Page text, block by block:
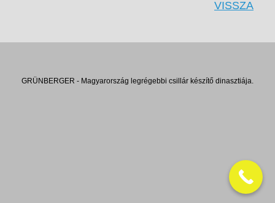
VISSZA
GRÜNBERGER - Magyarország legrégebbi csillár készítő dinasztiája.